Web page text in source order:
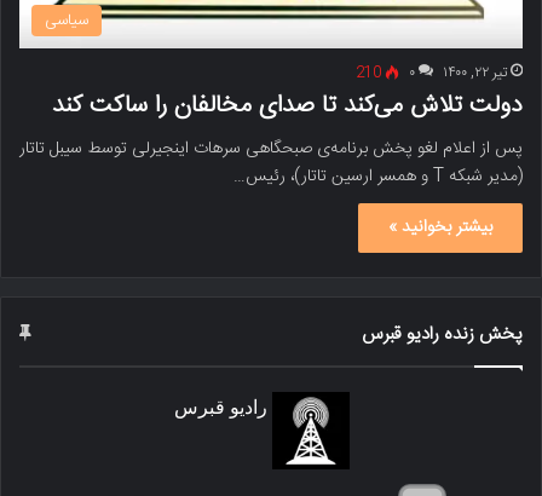
سیاسی
تیر ۲۲, ۱۴۰۰ ۰ 210
دولت تلاش می‌کند تا صدای مخالفان را ساکت کند
پس از اعلام لغو پخش برنامه‌ی صبحگاهی سرهات اینجیرلی توسط سیبل تاتار
(مدیر شبکه T و همسر ارسین تاتار)، رئیس‌…
بیشتر بخوانید »
پخش زنده رادیو قبرس
رادیو قبرس